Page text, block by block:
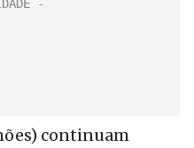
continuam